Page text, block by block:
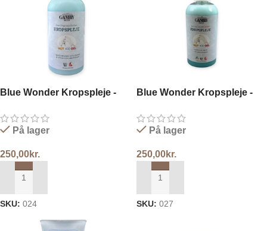
Blue Wonder Kropspleje -
På lager
250,00kr.
TILFØJ TIL KURV
SKU: 024
Blue Wonder Kropspleje -
På lager
250,00kr.
TILFØJ TIL KURV
SKU: 027